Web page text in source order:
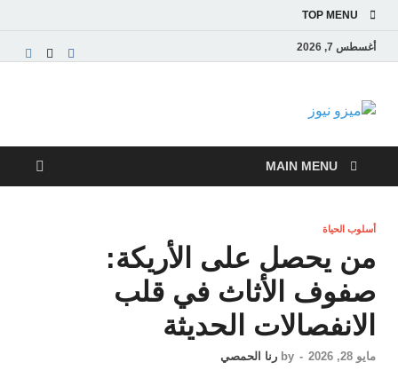
TOP MENU
أغسطس 7, 2026
ميزو نيوز
والاقتصادية
MAIN MENU
أسلوب الحياة
من يحصل على الأريكة:
صفوف الأثاث في قلب
الانفصالات الحديثة
مايو 28, 2026 -
by رنا الحمصي